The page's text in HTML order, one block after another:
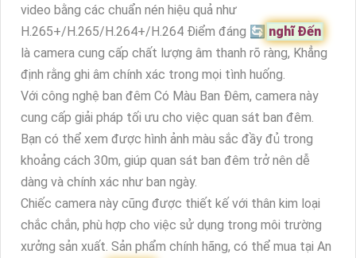
video bằng các chuẩn nén hiệu quả như
H.265+/H.265/H.264+/H.264 Điểm đáng 🔄 nghĩ Đến
là camera cung cấp chất lượng âm thanh rõ ràng, Khẳng
định rằng ghi âm chính xác trong mọi tình huống.
Với công nghệ ban đêm Có Màu Ban Đêm, camera này
cung cấp giải pháp tối ưu cho việc quan sát ban đêm.
Bạn có thể xem được hình ảnh màu sắc đầy đủ trong
khoảng cách 30m, giúp quan sát ban đêm trở nên dễ
dàng và chính xác như ban ngày.
Chiếc camera này cũng được thiết kế với thân kim loại
chắc chắn, phù hợp cho việc sử dụng trong môi trường
xưởng sản xuất. Sản phẩm chính hãng, có thể mua tại An